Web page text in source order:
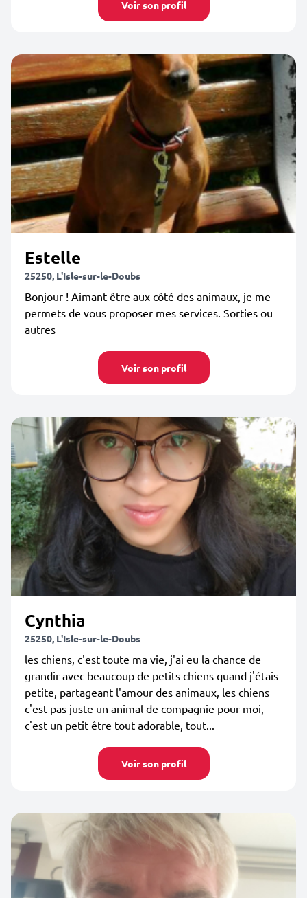
Voir son profil
Estelle
25250, L'Isle-sur-le-Doubs
Bonjour ! Aimant être aux côté des animaux, je me
permets de vous proposer mes services. Sorties ou
autres
Voir son profil
Cynthia
25250, L'Isle-sur-le-Doubs
les chiens, c'est toute ma vie, j'ai eu la chance de
grandir avec beaucoup de petits chiens quand j'étais
petite, partageant l'amour des animaux, les chiens
c'est pas juste un animal de compagnie pour moi,
c'est un petit être tout adorable, tout...
Voir son profil